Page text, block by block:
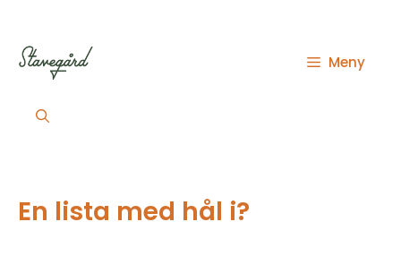
innehåll
Meny
En lista med hål i?